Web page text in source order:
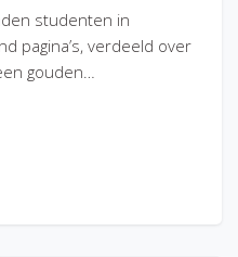
studenten in
pagina’s, verdeeld over
gouden…